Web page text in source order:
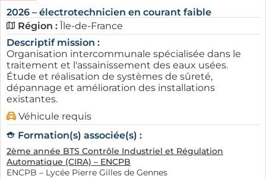
Vélizy (78140) n'est pas une tâche insurmontable.
Diverses stratégies peuvent être mises en place. Tout
d'abord, il est intéressant d'explorer les plateformes de
recherche d'emploi comme AFi24, qui répertorie de
nombreuses entreprises recherchant des apprentis
dans la chimie physique des matériaux. Grâce à sa mise
à jour régulière des offres, vous pourrez facilement
trouver des opportunités adaptées à votre profil et à
vos attentes.
Ensuite, n'hésitez pas à utiliser les réseaux sociaux
professionnels comme LinkedIn. En y développant
votre réseau, vous pouvez également rejoindre des
2026 – électrotechnicien en courant faible
Région : Île-de-France
Descriptif mission :
Organisation intercommunale spécialisée dans le
traitement et l'assainissement des eaux usées.
Étude et réalisation de systèmes de sûreté,
dépannage et amélioration des installations
existantes.
Véhicule requis
Formation(s) associée(s) :
2ème année BTS Contrôle Industriel et Régulation
Automatique (CIRA) – ENCPB
ENCPB – Lycée Pierre Gilles de Gennes